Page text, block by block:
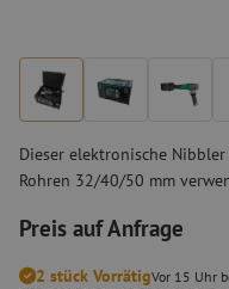
Dieser elektronische
Rohren 32/40/50 mm
Preis auf Anfrage
2 stück VorrätigVor 15 Uhr